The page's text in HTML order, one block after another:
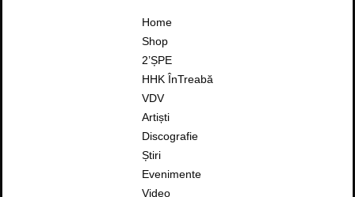
Home
Shop
2’ȘPE
HHK ÎnTreabă
VDV
Artiști
Discografie
Știri
Evenimente
Video